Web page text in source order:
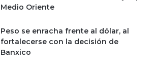
Medio Oriente
Peso se enracha frente al dólar, al
fortalecerse con la decisión de
Banxico